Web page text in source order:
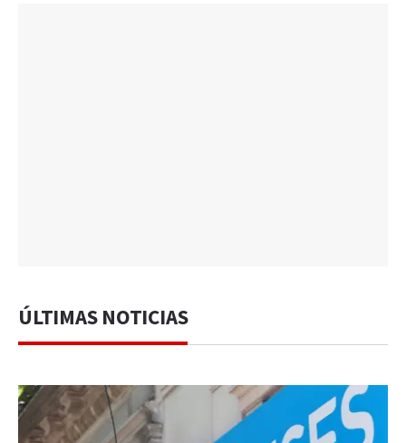
ÚLTIMAS NOTICIAS